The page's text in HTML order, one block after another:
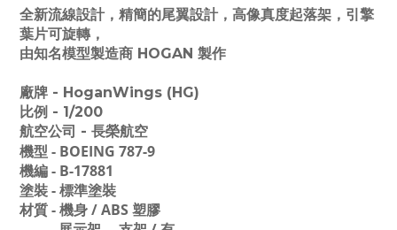
全新流線設計，精簡的尾翼設計，高像真度起落架，引擎
葉片可旋轉，
由知名模型製造商 HOGAN 製作
廠牌 - HoganWings (HG)
比例 - 1/200
航空公司 - 長榮航空
機型 - BOEING 787-9
機編 - B-17881
塗裝 - 標準塗裝
材質 - 機身 / ABS 塑膠